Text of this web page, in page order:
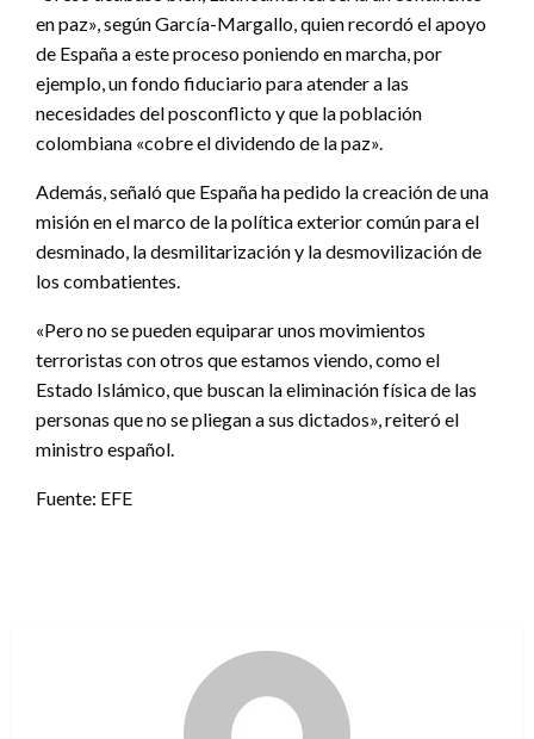
en paz», según García-Margallo, quien recordó el apoyo
de España a este proceso poniendo en marcha, por
ejemplo, un fondo fiduciario para atender a las
necesidades del posconflicto y que la población
colombiana «cobre el dividendo de la paz».
Además, señaló que España ha pedido la creación de una
misión en el marco de la política exterior común para el
desminado, la desmilitarización y la desmovilización de
los combatientes.
«Pero no se pueden equiparar unos movimientos
terroristas con otros que estamos viendo, como el
Estado Islámico, que buscan la eliminación física de las
personas que no se pliegan a sus dictados», reiteró el
ministro español.
Fuente: EFE